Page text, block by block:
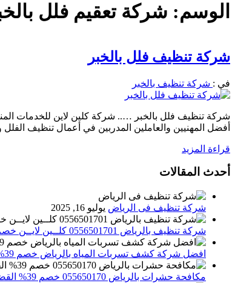
الوسم: شركة تعقيم فلل
شركة تنظيف فلل بالخبر
في : شركة تنظيف بالخبر
شركة تنظيف فلل بالخبر ….. شركة كلين لاين للخدمات
أفضل المهنيين والعاملين المدربين في أعمال تنظيف
قراءة المزيد
أحدث المقالات
شركة تنظيف فى الرياض يوليو 16, 2025
شركة تنظيف بالرياض 0556501701 كلــين لايــن خصم 39% تنظيف وتعقيم المنازل باحدث الاجهزة
افضل شركة كشف تسربات المياه بالرياض خصم 39% اطلب الان 0556501701‬‏ – تقارير معتمدة
مكافحة حشرات بالرياض 055650170 خصم 39% القضاء التام علي الحشرات والقوارض